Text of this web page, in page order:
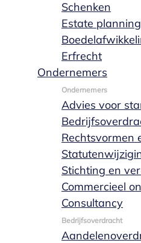
Schenken
Estate planning
Erfrecht
Ondernemers
Ondernemers
Advies voor
Rechtsvormen
Stichting en
Commercieel
Consultancy
Bedrijfsoverdracht